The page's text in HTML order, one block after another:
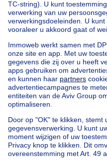
Onze huizen buiten
Huis te koop Spanje
Huis te koop
Goedkoop vastgoed
Goedkope
Onze
Appartement te koop
Huis te koop met 3
Huis te koop met